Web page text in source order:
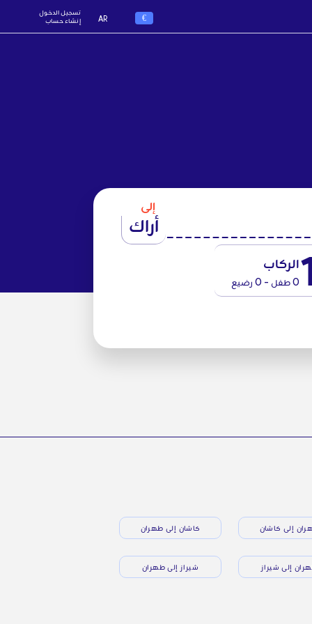
€
AR
تسجيل الدخول
إنشاء حساب
إلى
أراك
الركاب
0 طفل - 0 رضيع
إلى كاشان كاشان إلى طهران
إلى شيراز شيراز إلى طهران